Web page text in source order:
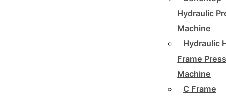
Hydraulic
Machine
Hydraulic
Frame
Machine
C Frame